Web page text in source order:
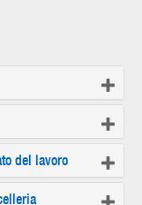
del lavoro